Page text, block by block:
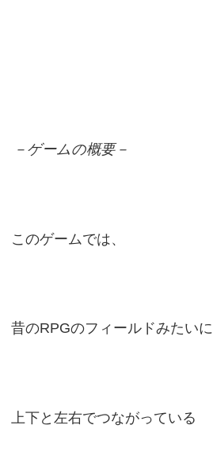
－ゲームの概要－
このゲームでは、
昔のRPGのフィールドみたいに
上下と左右でつながっている